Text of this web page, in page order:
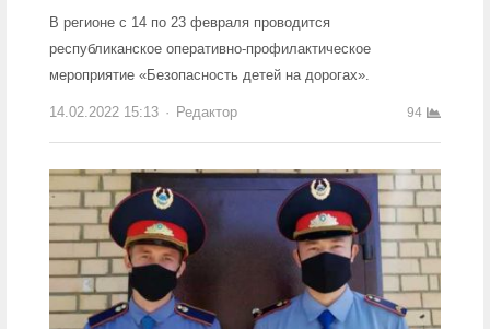
В регионе с 14 по 23 февраля проводится
республиканское оперативно-профилактическое
мероприятие «Безопасность детей на дорогах».
14.02.2022 15:13 Author
Редактор 94